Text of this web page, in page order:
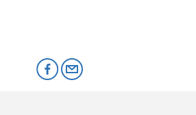
Mastodon
Facebook
per Email